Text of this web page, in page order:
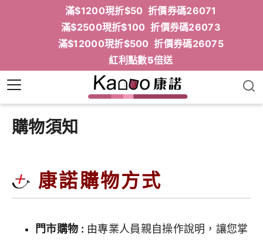
滿$1200現折$50 折價券碼26071
滿$2500現折$100 折價券碼26073
滿$12000現折$500 折價券碼26075
紅利點數5倍送
購物須知
康諾購物方式
門市購物 : 由專業人員親自操作說明，讓您掌